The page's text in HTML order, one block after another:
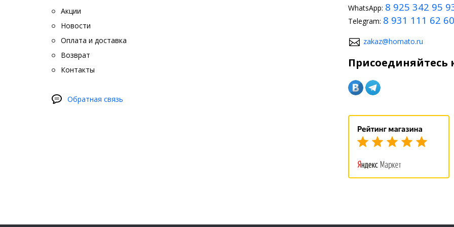
Акции
Новости
Оплата и доставка
Возврат
Контакты
Обратная связь
WhatsApp: 8 925 342 95
Telegram: 8 931 111 62 60
zakaz@homato.ru
Присоединяйтесь